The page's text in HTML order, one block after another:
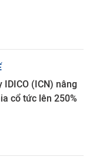
IDICO (ICN) nâng
cổ tức lên 250%